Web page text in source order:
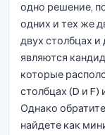
одно решение,
одних и тех же
двух столбцах и
являются
которые
столбцах (D и F)
Однако
найдете как